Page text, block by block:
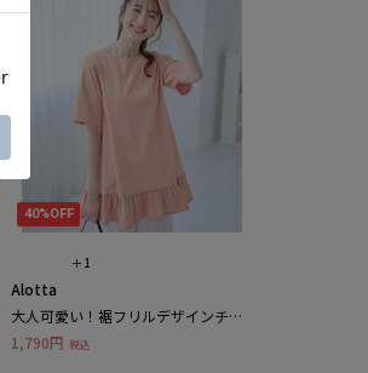
40%OFF
＋1
Alotta
大人可愛い！裾フリルデザインチュ
ニックＴシャツ
1,790円 税込